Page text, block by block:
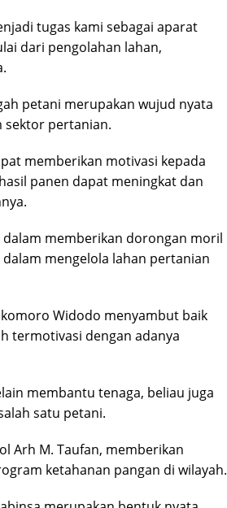
tugas kami sebagai aparat
dari pengolahan lahan,
petani merupakan wujud nyata
sektor pertanian.
memberikan motivasi kepada
panen dapat meningkat dan
memberikan dorongan moril
mengelola lahan pertanian
Widodo menyambut baik
termotivasi dengan adanya
membantu tenaga, beliau juga
satu petani.
Arh M. Taufan, memberikan
ketahanan pangan di wilayah.